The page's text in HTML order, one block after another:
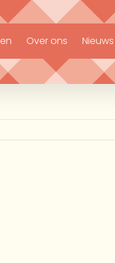
Over ons Nieuws